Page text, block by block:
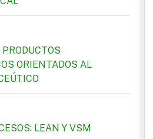
ORIENTADOS AL
LEAN Y VSM